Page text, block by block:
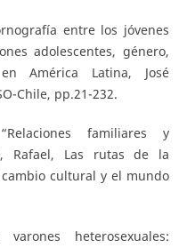
entre los jóvenes
adolescentes, género,
América Latina, José
Chile, pp.21-232.
familiares y
Rafael, Las rutas de la
cultural y el mundo
heterosexuales: